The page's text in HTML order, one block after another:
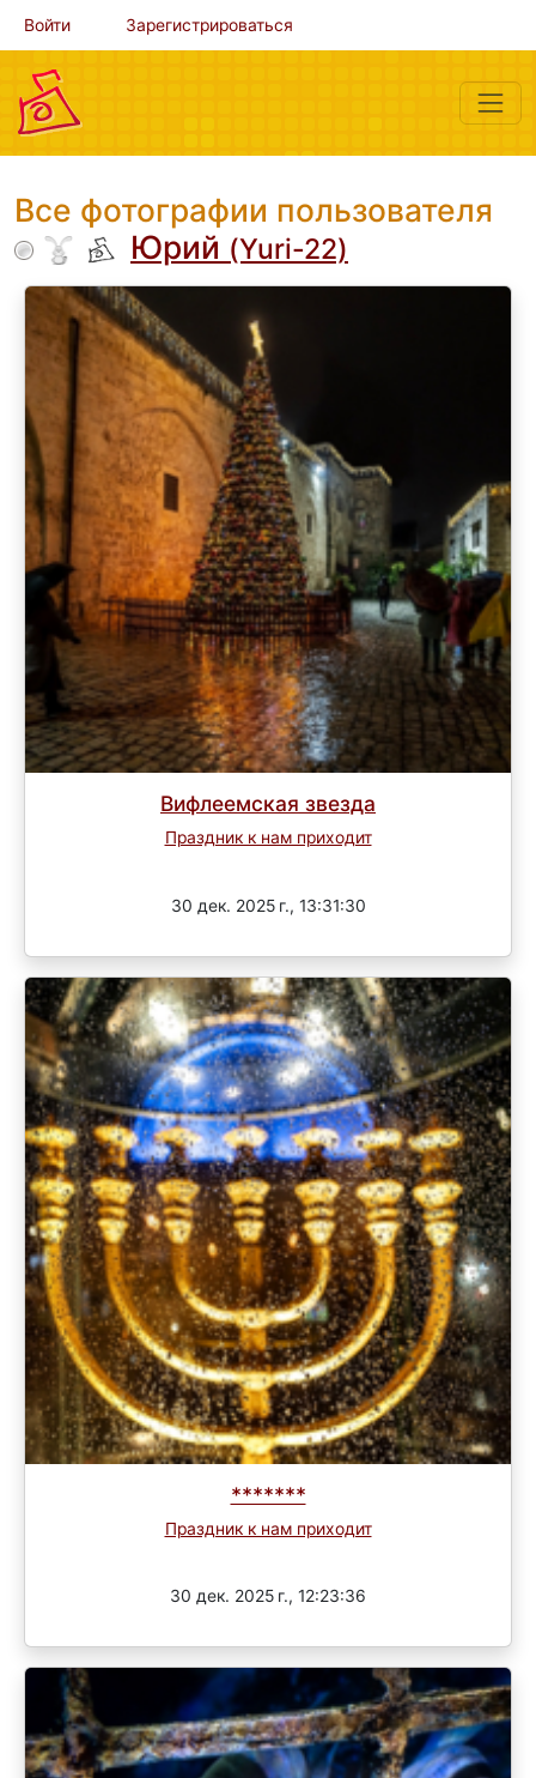
Войти Зарегистрироваться
Все фотографии пользователя
Юрий (Yuri-22)
Вифлеемская звезда
Праздник к нам приходит
30 дек. 2025 г., 13:31:30
*******
Праздник к нам приходит
30 дек. 2025 г., 12:23:36